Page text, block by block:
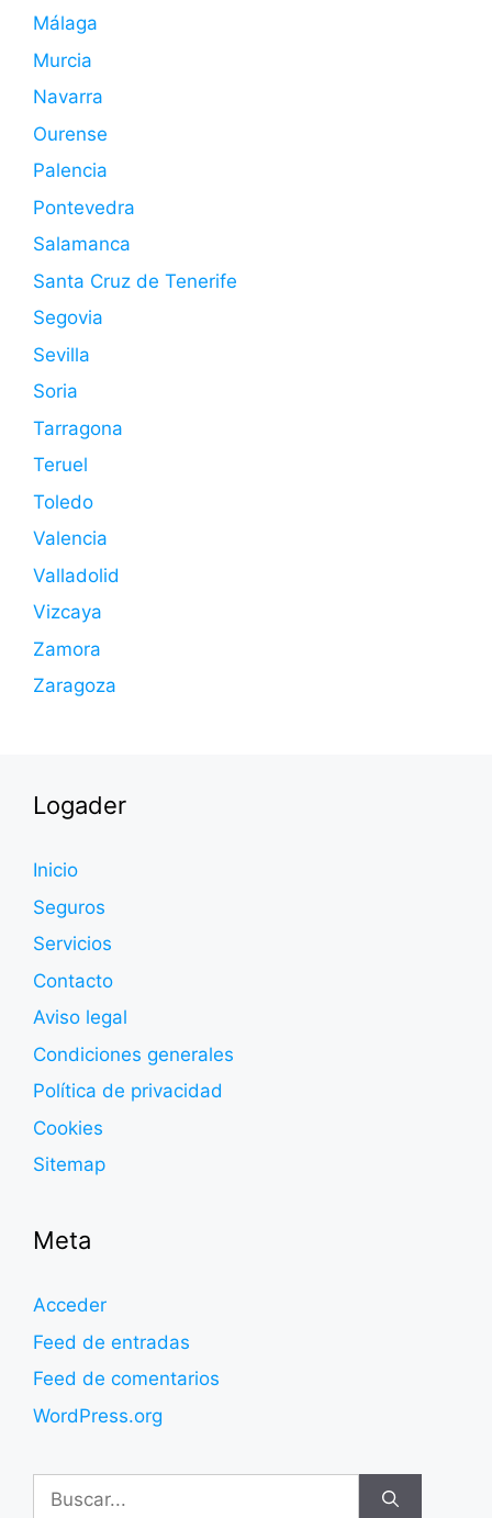
Málaga
Murcia
Navarra
Ourense
Palencia
Pontevedra
Salamanca
Santa Cruz de Tenerife
Segovia
Sevilla
Soria
Tarragona
Teruel
Toledo
Valencia
Valladolid
Vizcaya
Zamora
Zaragoza
Logader
Inicio
Seguros
Servicios
Contacto
Aviso legal
Condiciones generales
Política de privacidad
Cookies
Sitemap
Meta
Acceder
Feed de entradas
Feed de comentarios
WordPress.org